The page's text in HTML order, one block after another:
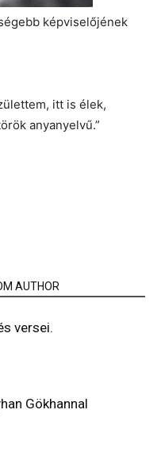
képviselőjének
itt is élek,
anyanyelvű.”
AUTHOR
versei.
Gökhannal